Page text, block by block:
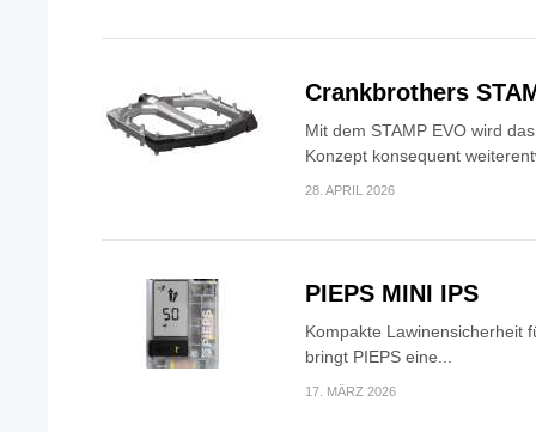
Crankbrothers
Mit dem STAMP EVO wird
Konzept konsequent
28. APRIL 2026
PIEPS MINI IPS
Kompakte Lawinensicherheit
bringt PIEPS eine...
17. MÄRZ 2026